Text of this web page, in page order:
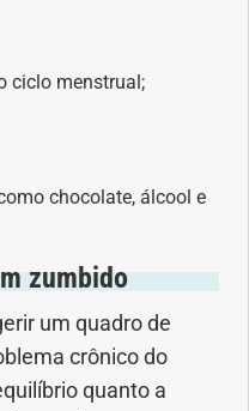
ciclo menstrual;
chocolate, álcool e
zumbido
um quadro de
crônico do
quanto a